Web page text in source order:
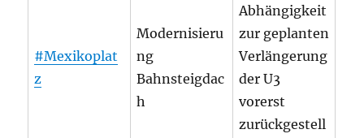
#Mexikoplat
z
Modernisieru
ng
Bahnsteigdac
h
Abhängigkeit
zur geplanten
Verlängerung
der U3
vorerst
zurückgestell